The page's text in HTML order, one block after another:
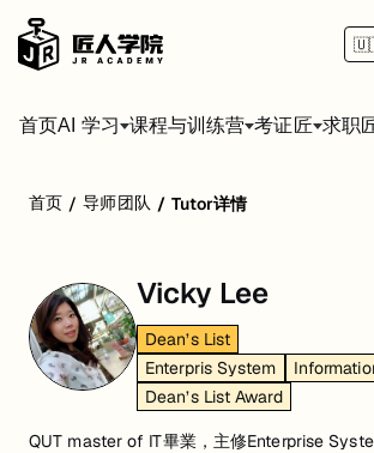
首页AI 学习 课程与训练营 考证匠 求职
首页 / 导师团队 / Tutor详情
Vicky Lee
Dean’s List
Enterpris System
Dean’s List Award
QUT master of IT畢業，主修Enterprise